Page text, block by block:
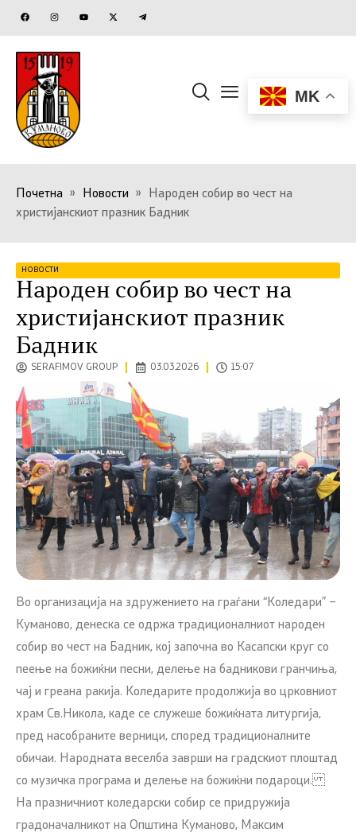
MK
Почетна » Новости »
Народен собир во чест на
христијанскиот празник Бадник
НОВОСТИ
Народен собир во чест на
христијанскиот празник
Бадник
SERAFIMOV GROUP 03.03.2026 15:07
Во организација на здружението на граѓани “Коледари” –
Куманово, денеска се одржа традиционалниот народен
собир во чест на Бадник, кој започна во Касапски круг со
пеење на божиќни песни, делење на бадникови гранчиња,
чај и греана ракија. Коледарите продолжија во црковниот
храм Св.Никола, каде се служеше божиќната литургија,
пред насобраните верници, според традиционалните
обичаи. Народната веселба заврши на градскиот плоштад
со музичка програма и делење на божиќни подароци.
На празничниот коледарски собир се придружија
градоначалникот на Општина Куманово, Максим